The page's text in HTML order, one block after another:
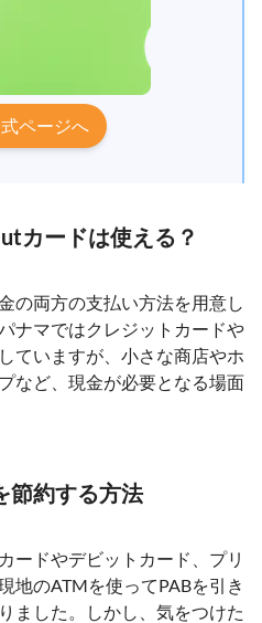
ページへ
カードは使える？
の両方の支払い方法を用意し
ナマではクレジットカードや
ていますが、小さな商店やホ
など、現金が必要となる場面
節約する方法
ードやデビットカード、プリ
地のATMを使ってPABを引き
ました。しかし、気をつけた